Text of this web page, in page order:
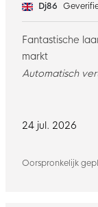
24 jul. 2026
Oorspronkelijk
Dj86
Fantastische
markt
Automatisch